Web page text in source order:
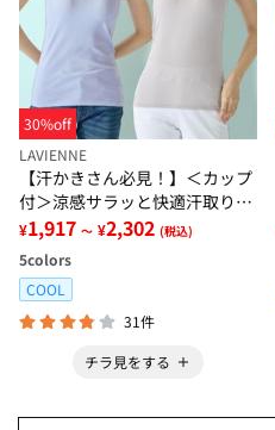
30%off
LAVIENNE
【汗かきさん必見！】＜カップ
付＞涼感サラッと快適汗取りタ
ンクトップインナー＜さらりラ
ボ＞
¥1,917 ～ ¥2,302 (税込)
5colors
COOL
31件
チラ見をする